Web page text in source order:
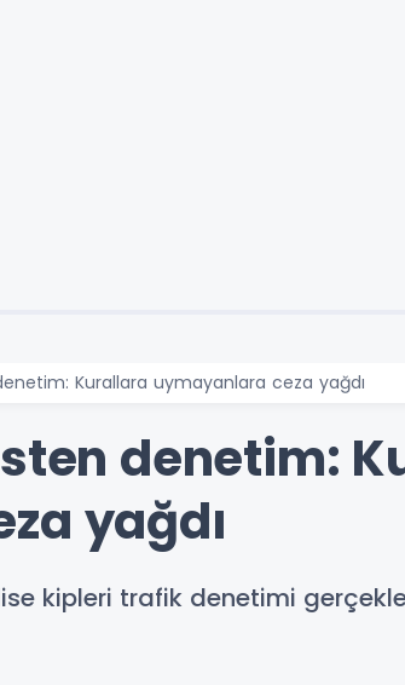
Kurallara uymayanlara ceza yağdı
denetim:
yağdı
kipleri trafik denetimi